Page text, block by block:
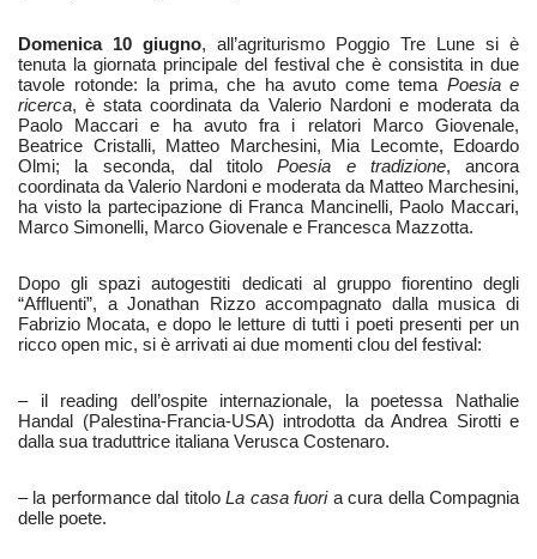
Domenica 10 giugno, all’agriturismo Poggio Tre Lune si è
tenuta la giornata principale del festival che è consistita in due
tavole rotonde: la prima, che ha avuto come tema Poesia e
ricerca, è stata coordinata da Valerio Nardoni e moderata da
Paolo Maccari e ha avuto fra i relatori Marco Giovenale,
Beatrice Cristalli, Matteo Marchesini, Mia Lecomte, Edoardo
Olmi; la seconda, dal titoloPoesia e tradizione, ancora
coordinata da Valerio Nardoni e moderata da Matteo Marchesini,
ha visto la partecipazione di Franca Mancinelli, Paolo Maccari,
Marco Simonelli, Marco Giovenale e Francesca Mazzotta.
Dopo gli spazi autogestiti dedicati al gruppo fiorentino degli
“Affluenti”, a Jonathan Rizzo accompagnato dalla musica di
Fabrizio Mocata, e dopo le letture di tutti i poeti presenti per un
ricco open mic, si è arrivati ai due momenti clou del festival:
– il reading dell’ospite internazionale, la poetessa Nathalie
Handal (Palestina-Francia-USA) introdotta da Andrea Sirotti e
dalla sua traduttrice italiana Verusca Costenaro.
– la performance dal titoloLa casa fuoria cura della Compagnia
delle poete.